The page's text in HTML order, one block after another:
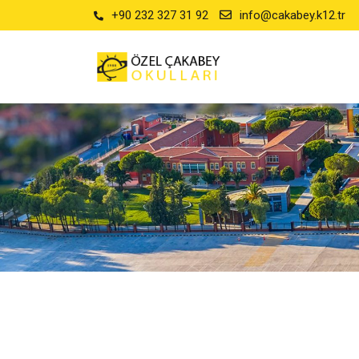
+90 232 327 31 92 info@cakabey.k12.tr